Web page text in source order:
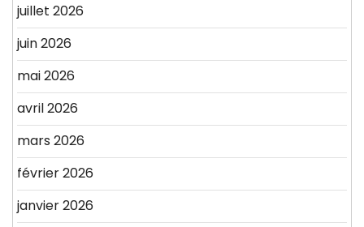
juillet 2026
juin 2026
mai 2026
avril 2026
mars 2026
février 2026
janvier 2026